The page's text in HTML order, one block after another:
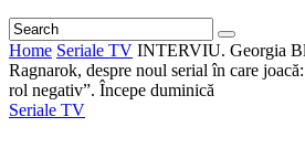
Home Seriale TV INTERVIU. Georgia
Ragnarok, despre noul serial în care
rol negativ”. Începe duminică
Seriale TV